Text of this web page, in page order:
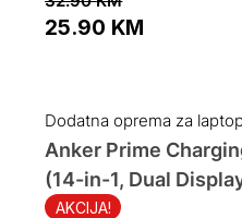
was:
32.90 KM.
25.90 KM
is:
25.90 KM.
Dodatna oprema za
AKCIJA!
Anker Prime
(14-in-1, Dual